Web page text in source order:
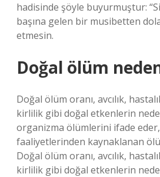
hadisinde şöyle buyurmuştur:
başına gelen bir musibetten
etmesin.
Doğal ölüm
Doğal ölüm oranı, avcılık,
kirlilik gibi doğal etkenlerin
organizma ölümlerini ifade eder,
faaliyetlerinden kaynaklanan
Doğal ölüm oranı, avcılık,
kirlilik gibi doğal etkenlerin